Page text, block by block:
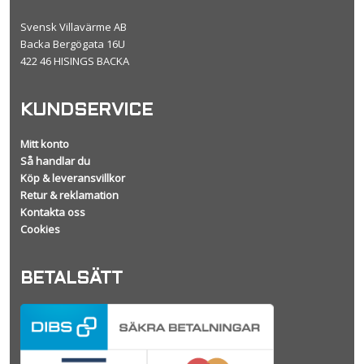
Svensk Villavärme AB
Backa Bergögata 16U
422 46 HISINGS BACKA
KUNDSERVICE
Mitt konto
Så handlar du
Köp & leveransvillkor
Retur & reklamation
Kontakta oss
Cookies
BETALSÄTT